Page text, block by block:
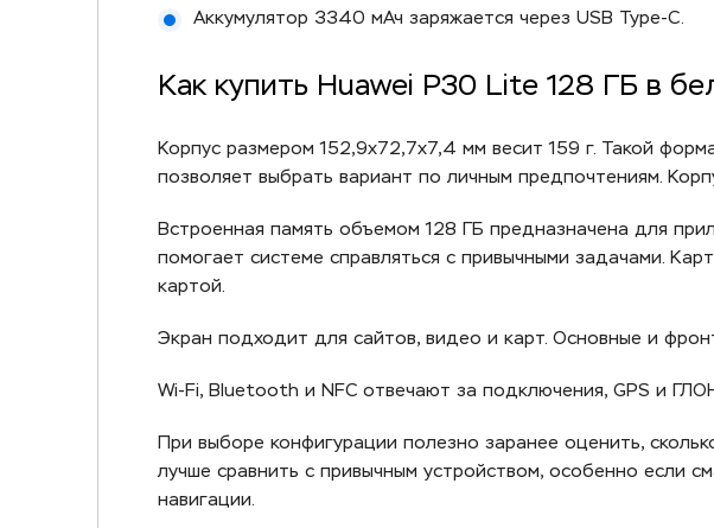
Аккумулятор 3340 мАч заряжается через USB Type-C.
Как купить Huawei P30 Lite 128 ГБ в
Корпус размером 152,9x72,7x7,4 мм весит 159 г. Такой
позволяет выбрать вариант по личным предпочтениям.
Встроенная память объемом 128 ГБ предназначена для
помогает системе справляться с привычными задачами.
картой.
Экран подходит для сайтов, видео и карт. Основные и
Wi-Fi, Bluetooth и NFC отвечают за подключения, GPS и
При выборе конфигурации полезно заранее оценить,
лучше сравнить с привычным устройством, особенно если
навигации.